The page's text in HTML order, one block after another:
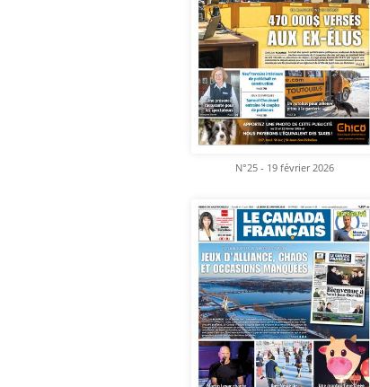
N°25 - 19 février 2026